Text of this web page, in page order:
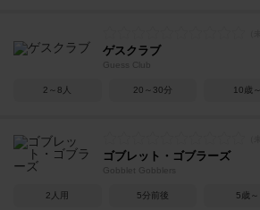
ゲスクラブ
Guess Club
2～8人 20～30分 10歳～
ゴブレット・ゴブラーズ
Gobblet Gobblers
2人用 5分前後 5歳～